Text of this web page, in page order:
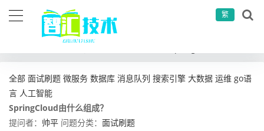
繁
全部 面试刷题 微服务 数据库 消息队列 搜索引擎 大数据 运维 go语
言 人工智能
SpringCloud由什么组成？
提问者： 帅平 问题分类： 面试刷题